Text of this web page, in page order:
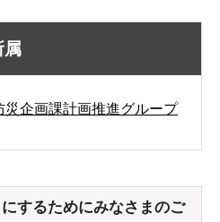
属
企画課計画推進グループ
するためにみなさまのご